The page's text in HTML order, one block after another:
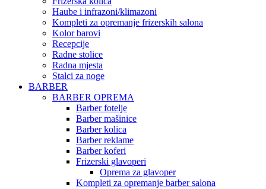
Haube i infrazoni/klimazoni
Kompleti za opremanje frizerskih salona
Kolor barovi
Recepcije
Radne stolice
Radna mjesta
Stalci za noge
BARBER
BARBER OPREMA
Barber fotelje
Barber mašinice
Barber kolica
Barber reklame
Barber koferi
Frizerski glavoperi
Oprema za glavoper
Kompleti za opremanje barber salona